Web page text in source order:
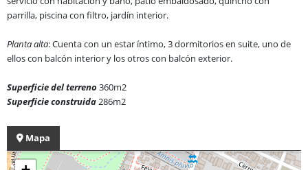
parrilla, piscina con filtro, jardín interior.
Planta alta: Cuenta con un estar íntimo, 3 dormitorios en suite, uno de
ellos con balcón interior y los otros con balcón exterior.
Superficie del terreno 360m2
Superficie construida286m2
Mapa